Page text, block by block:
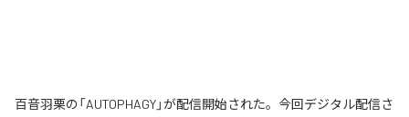
百音羽栗の「AUTOPHAGY」が配信開始された。今回デジタル配信さ